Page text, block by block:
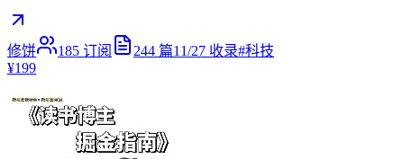
修饼 185 订阅 244 篇11/27 收录#科技
¥199